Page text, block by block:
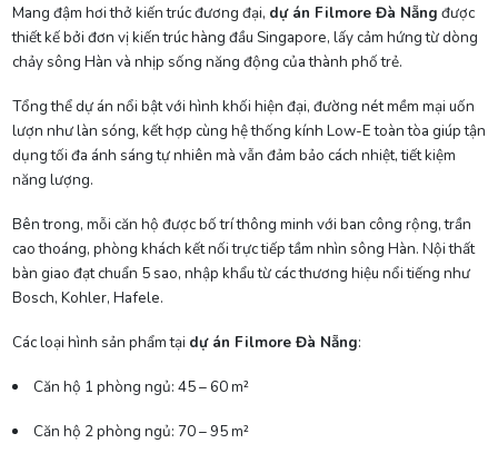
Mang đậm hơi thở kiến trúc đương đại, dự án Filmore Đà Nẵng được
thiết kế bởi đơn vị kiến trúc hàng đầu Singapore, lấy cảm hứng từ dòng
chảy sông Hàn và nhịp sống năng động của thành phố trẻ.
Tổng thể dự án nổi bật với hình khối hiện đại, đường nét mềm mại uốn
lượn như làn sóng, kết hợp cùng hệ thống kính Low-E toàn tòa giúp tận
dụng tối đa ánh sáng tự nhiên mà vẫn đảm bảo cách nhiệt, tiết kiệm
năng lượng.
Bên trong, mỗi căn hộ được bố trí thông minh với ban công rộng, trần
cao thoáng, phòng khách kết nối trực tiếp tầm nhìn sông Hàn. Nội thất
bàn giao đạt chuẩn 5 sao, nhập khẩu từ các thương hiệu nổi tiếng như
Bosch, Kohler, Hafele.
Các loại hình sản phẩm tại dự án Filmore Đà Nẵng:
Căn hộ 1 phòng ngủ: 45 – 60 m²
Căn hộ 2 phòng ngủ: 70 – 95 m²